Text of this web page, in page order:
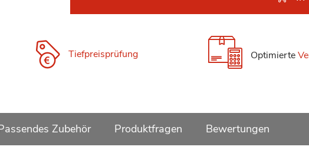
Tiefpreisprüfung Optimierte
Zubehör Produktfragen Bewertungen